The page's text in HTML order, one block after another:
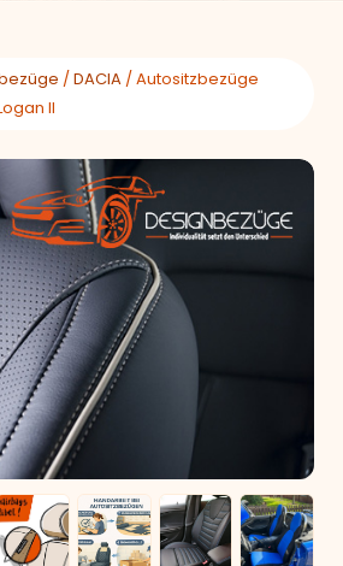
/DACIA / Autositzbezüge
II